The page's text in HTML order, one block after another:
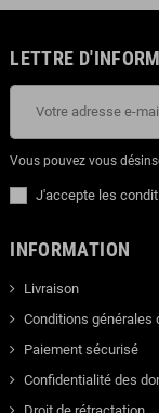
LETTRE
Vous pouvez vous
J'accepte les
INFORMATION
Livraison
Conditions générales
Paiement sécurisé
Confidentialité des